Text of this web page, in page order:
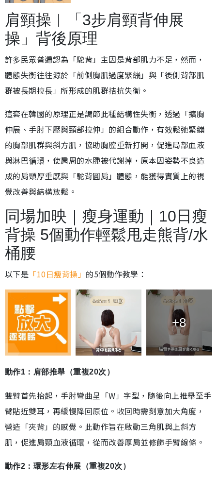
肩頸操︱「3步肩頸背伸展
操」背後原理
許多民眾普遍認為「駝背」主因是背部肌力不足，然而，
體態失衡往往源於「前側胸肌過度緊繃」與「後側背部肌
群被長期拉長」所形成的肌群拮抗失衡。
這套在韓國的原理正是調節此種結構性失衡，透過「擴胸
伸展、手肘下壓與頸部拉伸」的組合動作，有效鬆弛緊繃
的胸部肌群與斜方肌，協助胸腔重新打開，促進局部血液
與淋巴循環，使肩周的水腫被代謝掉，原本因姿勢不良造
成的肩頸厚重感與「駝背圓肩」體態，能獲得實質上的視
覺改善與結構放鬆。
同場加映｜瘦身運動｜10日瘦
背操 5個動作輕鬆甩走熊背/水
桶腰
以下是 「10日瘦背操」 的5個動作教學：
+8
動作1：肩部推舉（重複20次）
雙臂首先抬起，手肘彎曲呈「W」字型，隨後向上推舉至手
臂貼近雙耳，再緩慢降回原位。收回時需刻意加大角度，
營造「夾背」的感覺。此動作旨在啟動三角肌與上斜方
肌，促進肩頸血液循環，從而改善厚肩並修飾手臂線條。
動作2：環形左右伸展（重複20次）